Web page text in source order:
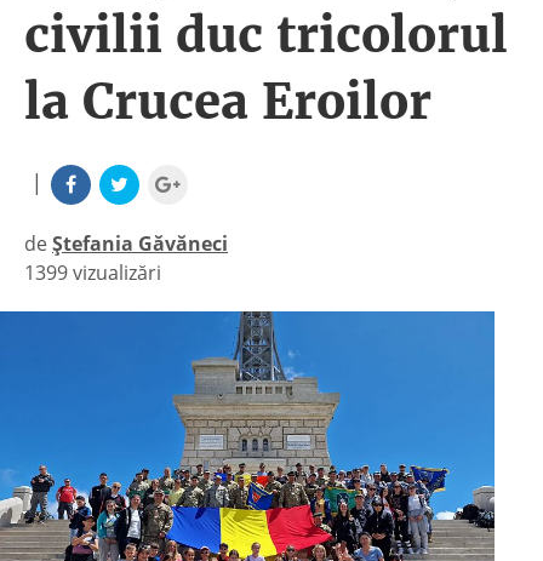
civilii duc tricolorul
la Crucea Eroilor
|
deȘtefania Găvăneci
|
1399 vizualizări